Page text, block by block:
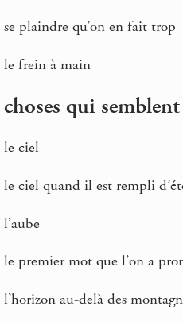
se plaindre qu’on en fait trop
le frein à main
choses qui
le ciel
le ciel quand il est rempli
l’aube
le premier mot que l’on a
l’horizon au-delà des